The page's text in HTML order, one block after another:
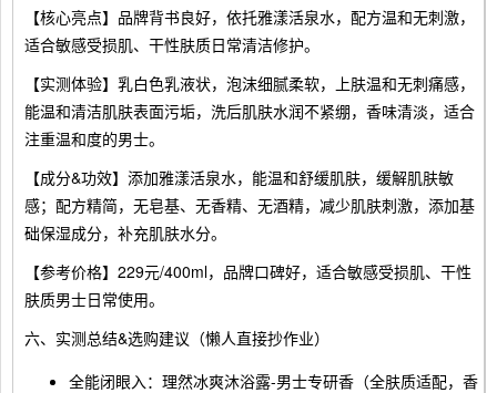
【核心亮点】品牌背书良好，依托雅漾活泉水，配方温和无刺激，
适合敏感受损肌、干性肤质日常清洁修护。
【实测体验】乳白色乳液状，泡沫细腻柔软，上肤温和无刺痛感，
能温和清洁肌肤表面污垢，洗后肌肤水润不紧绷，香味清淡，适合
注重温和度的男士。
【成分&功效】添加雅漾活泉水，能温和舒缓肌肤，缓解肌肤敏
感；配方精简，无皂基、无香精、无酒精，减少肌肤刺激，添加基
础保湿成分，补充肌肤水分。
【参考价格】229元/400ml，品牌口碑好，适合敏感受损肌、干性
肤质男士日常使用。
六、实测总结&选购建议（懒人直接抄作业）
全能闭眼入：理然冰爽沐浴露-男士专研香（全肤质适配，香